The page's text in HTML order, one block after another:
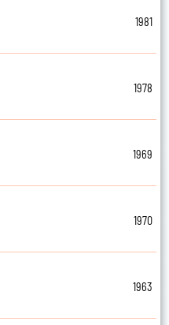
1981
1978
1969
1970
1963